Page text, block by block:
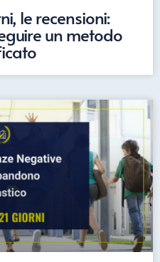
le recensioni:
un metodo